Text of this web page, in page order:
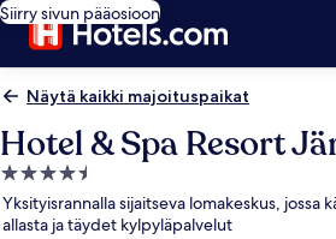
Siirry sivun pääosioon
Näytä kaikki majoituspaikat
Hotel & Spa Resort
4.5
tähden
majoituspaikka
Yksityisrannalla sijaitseva lomakeskus, jossa
allasta ja täydet kylpyläpalvelut